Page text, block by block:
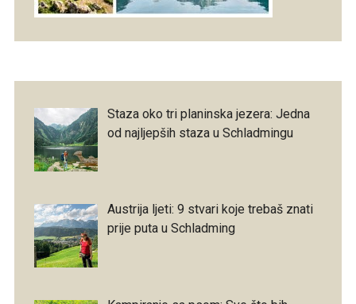
Staza oko tri planinska jezera: Jedna
od najljepših staza u Schladmingu
Austrija ljeti: 9 stvari koje trebaš znati
prije puta u Schladming